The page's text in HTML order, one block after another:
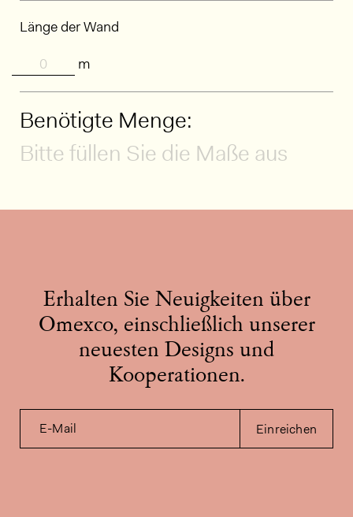
Länge der Wand
m
Benötigte Menge:
Bitte füllen Sie die Maße aus
Erhalten Sie Neuigkeiten über
Omexco, einschließlich unserer
neuesten Designs und
Kooperationen.
E-Mail Einreichen